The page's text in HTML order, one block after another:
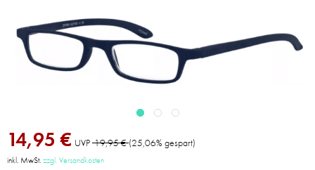
14,95 € UVP19,95 €(25,06% gespart)
inkl. MwSt.zzgl. Versandkosten